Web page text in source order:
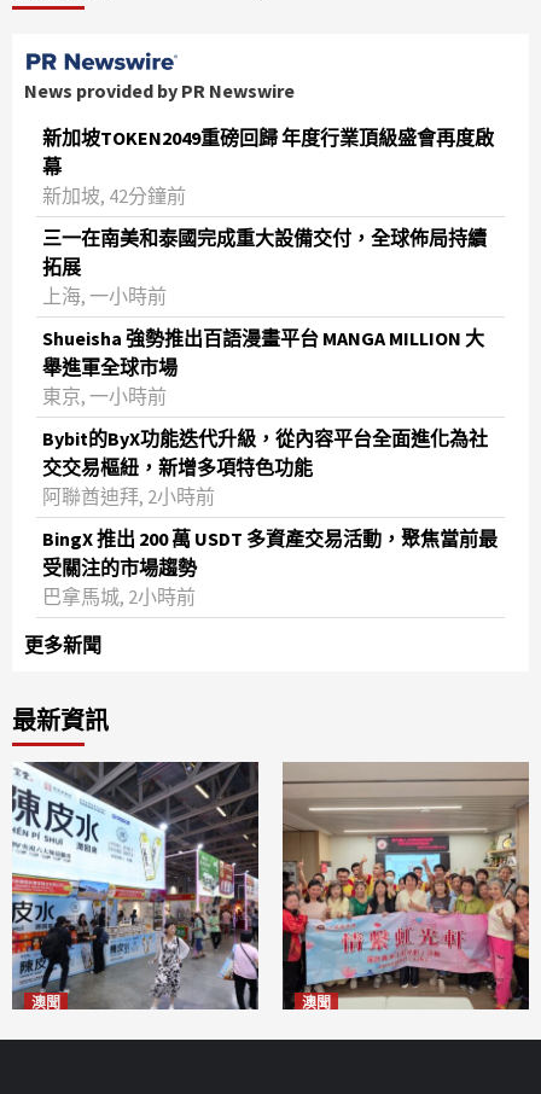
News provided by PR Newswire
新加坡TOKEN2049重磅回歸 年度行業頂級盛會再度啟
幕
新加坡, 42分鐘前
三一在南美和泰國完成重大設備交付，全球佈局持續
拓展
上海, 一小時前
Shueisha 強勢推出百語漫畫平台 MANGA MILLION 大
舉進軍全球市場
東京, 一小時前
Bybit的ByX功能迭代升級，從內容平台全面進化為社
交交易樞紐，新增多項特色功能
阿聯酋迪拜, 2小時前
BingX 推出 200 萬 USDT 多資產交易活動，聚焦當前最
受關注的市場趨勢
巴拿馬城, 2小時前
更多新聞
最新資訊
澳聞 澳聞